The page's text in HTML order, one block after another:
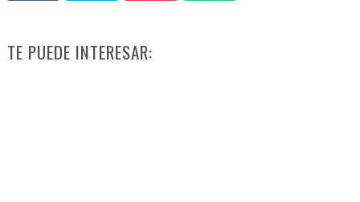
TE PUEDE INTERESAR: